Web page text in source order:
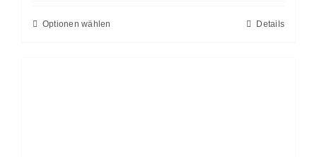
Optionen wählen Details